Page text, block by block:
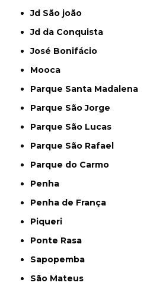
Jd São joão
Jd da Conquista
José Bonifácio
Mooca
Parque Santa Madalena
Parque São Jorge
Parque São Lucas
Parque São Rafael
Parque do Carmo
Penha
Penha de França
Piqueri
Ponte Rasa
Sapopemba
São Mateus